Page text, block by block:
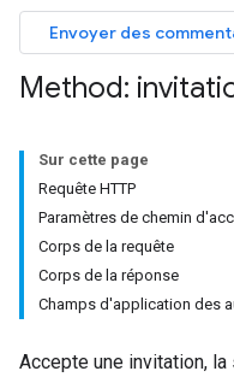
Envoyer des
Method:
Sur cette page
Requête HTTP
Paramètres de chemin
Corps de la requête
Corps de la réponse
Champs d'application des
Accepte une invitation,